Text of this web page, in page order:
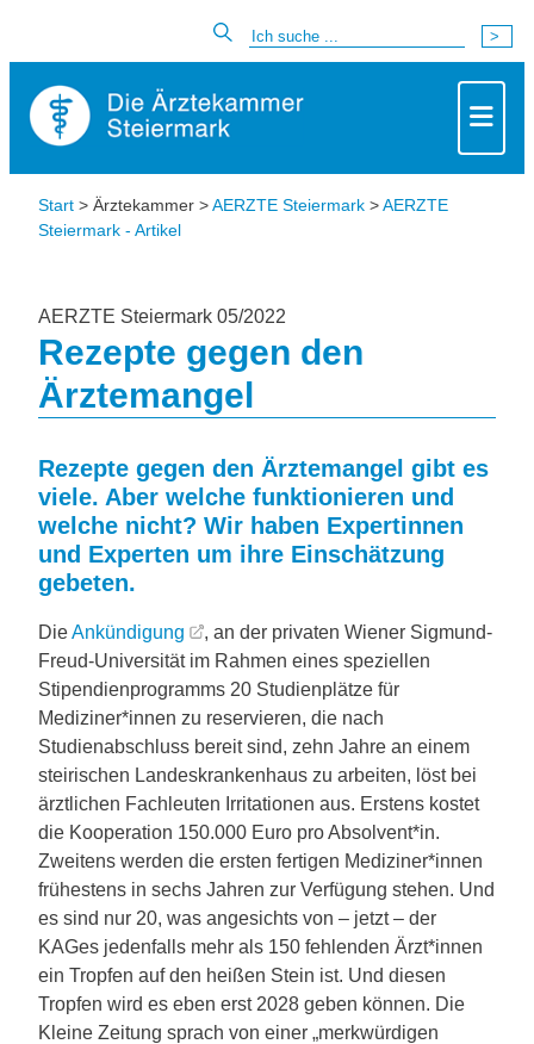
Start > Ärztekammer >AERZTE Steiermark >AERZTE
Steiermark - Artikel
AERZTE Steiermark 05/2022
Rezepte gegen den
Ärztemangel
Rezepte gegen den Ärztemangel gibt es
viele. Aber welche funktionieren und
welche nicht? Wir haben Expertinnen
und Experten um ihre Einschätzung
gebeten.
DieAnkündigung
, an der privaten Wiener Sigmund-
Freud-Universität im Rahmen eines speziellen
Stipendienprogramms 20 Studienplätze für
Mediziner*innen zu reservieren, die nach
Studienabschluss bereit sind, zehn Jahre an einem
steirischen Landeskrankenhaus zu arbeiten, löst bei
ärztlichen Fachleuten Irritationen aus. Erstens kostet
die Kooperation 150.000 Euro pro Absolvent*in.
Zweitens werden die ersten fertigen Mediziner*innen
frühestens in sechs Jahren zur Verfügung stehen. Und
es sind nur 20, was angesichts von – jetzt – der
KAGes jedenfalls mehr als 150 fehlenden Ärzt*innen
ein Tropfen auf den heißen Stein ist. Und diesen
Tropfen wird es eben erst 2028 geben können. Die
Kleine Zeitung sprach von einer „merkwürdigen